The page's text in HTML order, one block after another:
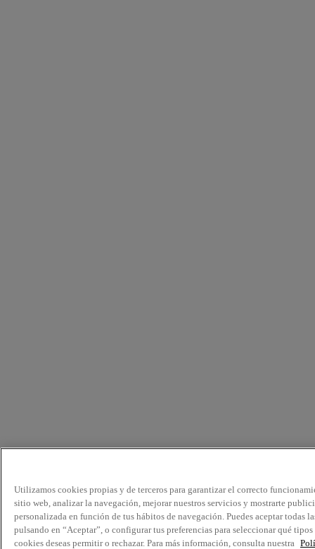
Utilizamos cookies propias y de terceros para garantizar el correcto
sitio web, analizar la navegación, mejorar nuestros servicios y mostrarte
personalizada en función de tus hábitos de navegación. Puedes aceptar todas
pulsando en “Aceptar”, o configurar tus preferencias para seleccionar qué tipos
cookies deseas permitir o rechazar. Para más información, consulta nuestra